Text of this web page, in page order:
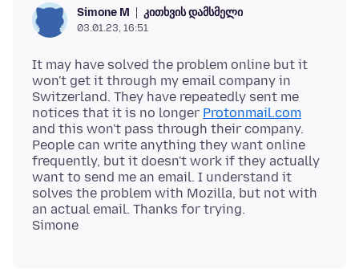
Simone M კითხვის დამსმელი
03.01.23, 16:51
It may have solved the problem online but it
won't get it through my email company in
Switzerland. They have repeatedly sent me
notices that it is no longer Protonmail.com
and this won't pass through their company.
People can write anything they want online
frequently, but it doesn't work if they actually
want to send me an email. I understand it
solves the problem with Mozilla, but not with
an actual email. Thanks for trying.